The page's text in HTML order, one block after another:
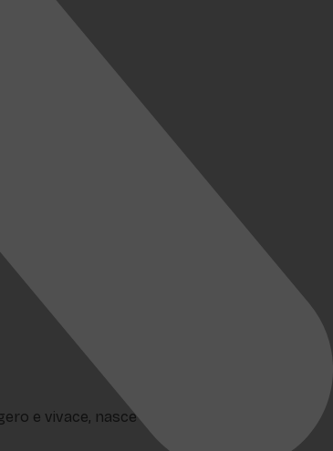
e vivace, nasce dall’incontro tra Aperol,